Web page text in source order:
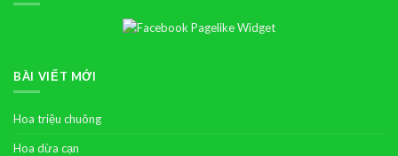
BÀI VIẾT MỚI
Hoa triệu chuông
Hoa dừa cạn